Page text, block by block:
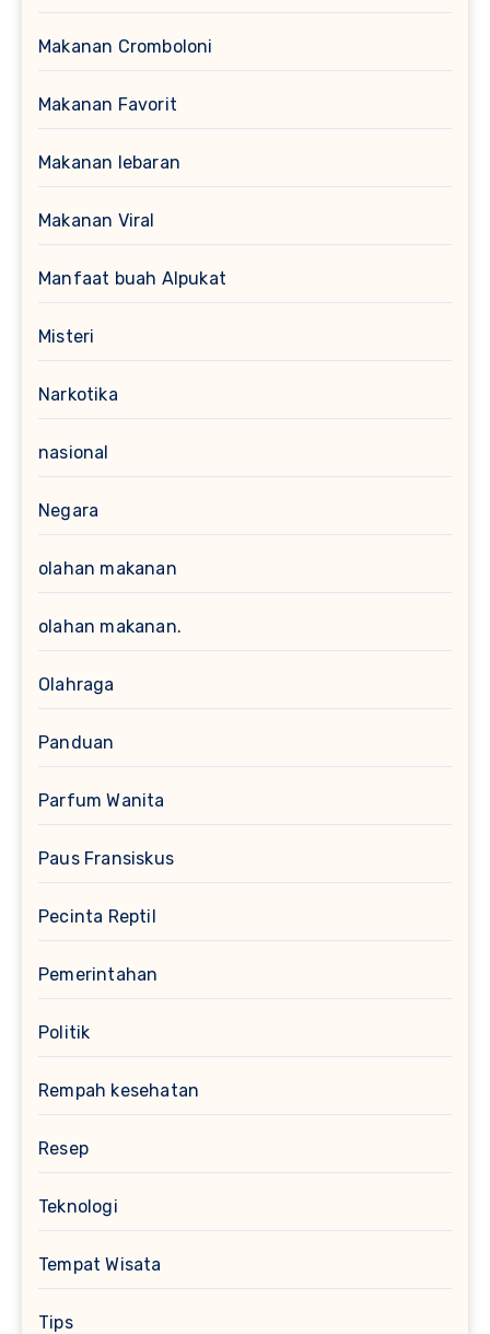
Makanan Cromboloni
Makanan Favorit
Makanan lebaran
Makanan Viral
Manfaat buah Alpukat
Misteri
Narkotika
nasional
Negara
olahan makanan
olahan makanan.
Olahraga
Panduan
Parfum Wanita
Paus Fransiskus
Pecinta Reptil
Pemerintahan
Politik
Rempah kesehatan
Resep
Teknologi
Tempat Wisata
Tips